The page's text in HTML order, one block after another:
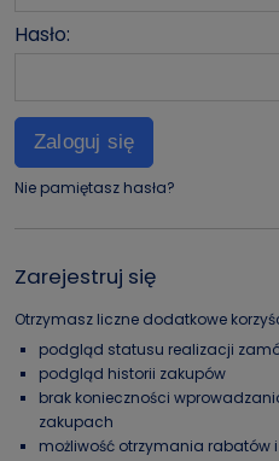
Hasło:
Zaloguj się
Nie pamiętasz hasła?
Zarejestruj się
Otrzymasz liczne dodatkowe
podgląd statusu realizacji
podgląd historii zakupów
brak konieczności
zakupach
możliwość otrzymania rabatów